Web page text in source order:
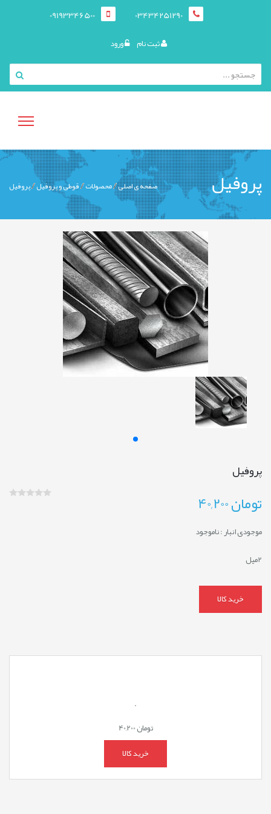
03434251290
09193346500
ثبت نام ورود
منوی
کاربری
پروفیل صفحه ی اصلی محصولات قوطی و پروفيل پروفیل
پروفیل
تومان
موجودی انبار :ناموجود
2میل
خرید کالا
.
تومان40,200
خرید کالا